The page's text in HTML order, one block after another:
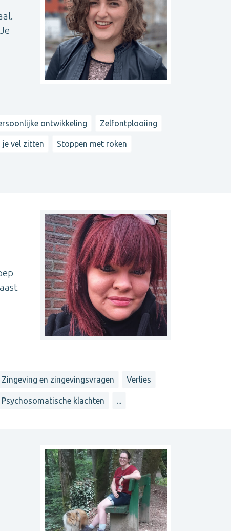
ontwikkeling Zelfontplooiing
je vel zitten Stoppen met roken
Zingeving en zingevingsvragen Verlies
Psychosomatische klachten ...